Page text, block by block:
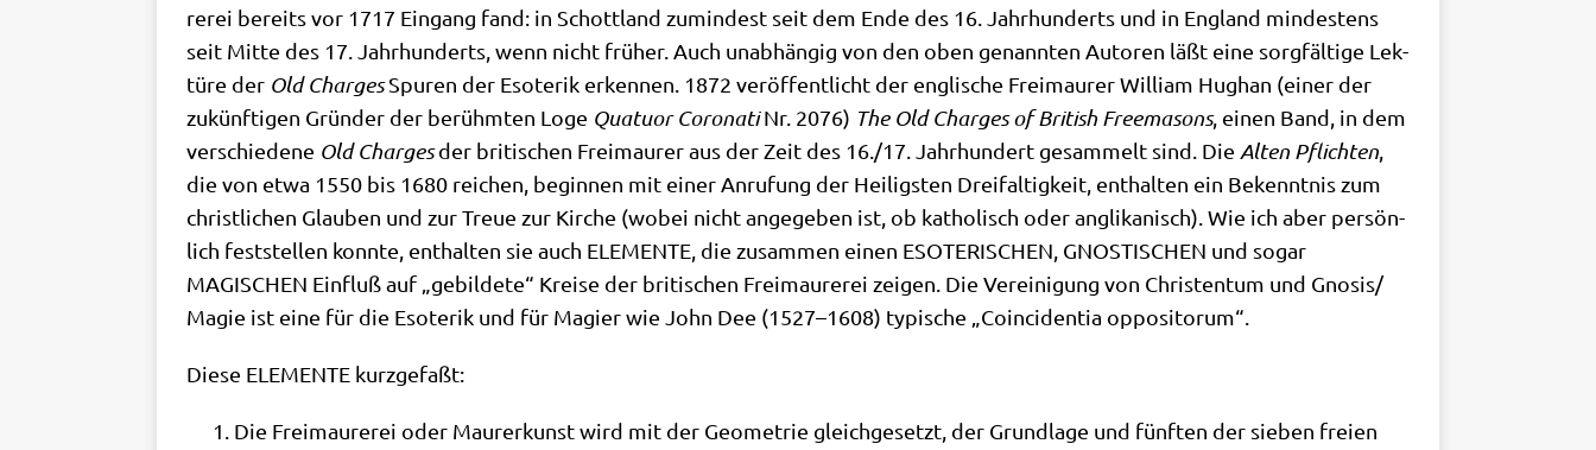
re­rei bereits vor 1717 Ein­gang fand: in Schott­land zumin­dest seit dem Ende des 16. Jahr­hun­derts und in Eng­land min­de­stens
seit Mit­te des 17. Jahr­hun­derts, wenn nicht frü­her. Auch unab­hän­gig von den oben genann­ten Autoren läßt eine sorg­fäl­ti­ge Lek­
tü­re der Old Char­gesSpu­ren der Eso­te­rik erken­nen. 1872 ver­öf­fent­licht der eng­li­sche Frei­mau­rer Wil­liam Hug­han (einer der
zukünf­ti­gen Grün­der der berühm­ten Loge Qua­tu­or Coro­na­tiNr. 2076) The Old Char­ges of Bri­tish Free­ma­sons, einen Band, in dem
ver­schie­de­ne Old Char­gesder bri­ti­schen Frei­mau­rer aus der Zeit des 16./17. Jahr­hun­dert gesam­melt sind. Die Alten Pflich­ten
die von etwa 1550 bis 1680 rei­chen, begin­nen mit einer Anru­fung der Hei­lig­sten Drei­fal­tig­keit, ent­hal­ten ein Bekennt­nis zum
christ­li­chen Glau­ben und zur Treue zur Kir­che (wobei nicht ange­ge­ben ist, ob katho­lisch oder angli­ka­nisch). Wie ich aber per­sön­
lich fest­stel­len konn­te, ent­hal­ten sie auch ELEMENTE, die zusam­men einen ESOTERISCHEN, GNOSTISCHEN und sogar
MAGISCHEN Ein­fluß auf „gebil­de­te“ Krei­se der bri­ti­schen Frei­mau­re­rei zei­gen. Die Ver­ei­ni­gung von Chri­sten­tum und Gnosis/​
Magie ist eine für die Eso­te­rik und für Magi­er wie John Dee (1527–1608) typi­sche „Coin­ci­den­tia oppositorum“.
Die­se ELEMENTE kurzgefaßt:
Die Frei­mau­re­rei oder Mau­rer­kunst wird mit der Geo­me­trie gleich­ge­setzt, der Grund­la­ge und fünf­ten der sie­ben frei­en